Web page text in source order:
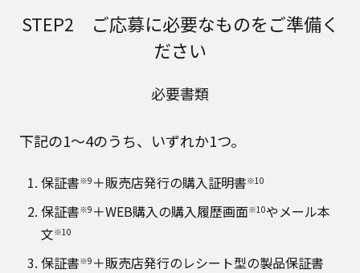
STEP2 ご応募に必要なものをご準備く
ださい
必要書類
下記の1～4のうち、いずれか1つ。
保証書※9 ＋販売店発行の購入証明書※10
保証書※9 ＋WEB購入の購入履歴画面※10やメール本
文※10
保証書※9 ＋販売店発行のレシート型の製品保証書